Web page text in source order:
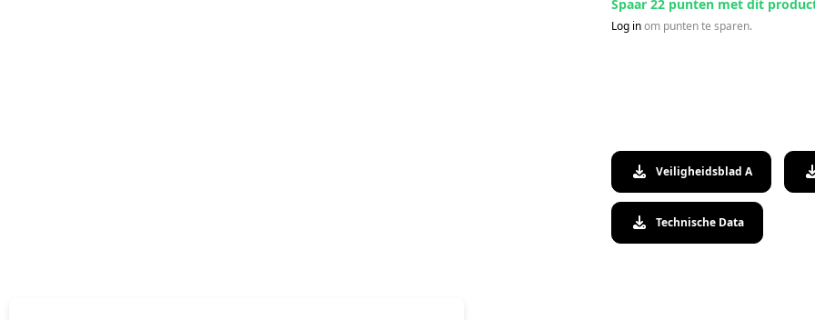
Spaar 22 punten met dit
Log inom punten te sparen.
Veiligheidsblad A
Technische Data